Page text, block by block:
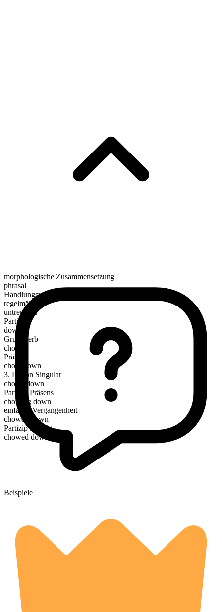
morphologische Zusammensetzung
phrasal
Handlungsverb
regelmäßig
untrennbar
Partikel
down
Grundverb
chow
Präsens
chow down
3. Person Singular
chows down
Partizip Präsens
chowing down
einfache Vergangenheit
chowed down
Partizip Perfekt
chowed down
Beispiele